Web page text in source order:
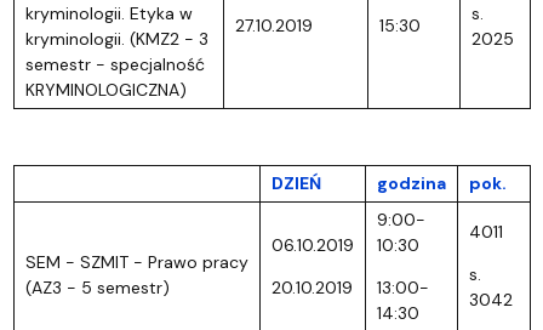
kryminologii. Etyka w
kryminologii. (KMZ2 - 3
semestr - specjalność
KRYMINOLOGICZNA)
27.10.2019 15:30
s.
2025
DZIEŃ godzina pok.
SEM - SZMIT - Prawo pracy
(AZ3 - 5 semestr)
06.10.2019
20.10.2019
9:00-
10:30
13:00-
14:30
4011
s.
3042